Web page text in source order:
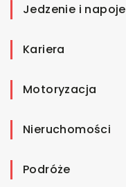
Jedzenie i napoje
Kariera
Motoryzacja
Nieruchomości
Podróże